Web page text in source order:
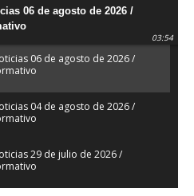
06 de agosto de 2026 /
03:54
06 de agosto de 2026 /
04 de agosto de 2026 /
29 de julio de 2026 /